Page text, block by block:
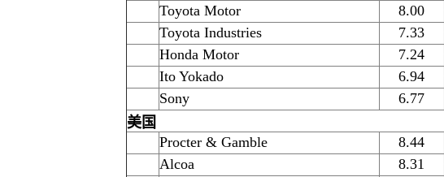
Toyota Motor
8.00
Toyota Industries
7.33
Honda Motor
7.24
Ito Yokado
6.94
Sony
6.77
美国
Procter & Gamble
8.44
Alcoa
8.31